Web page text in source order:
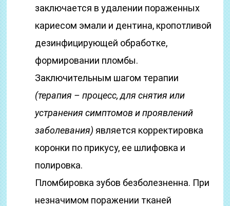
заключается в удалении пораженных
кариесом эмали и дентина, кропотливой
дезинфицирующей обработке,
формировании пломбы.
Заключительным шагом терапии
(терапия – процесс, для снятия или
устранения симптомов и проявлений
заболевания) является корректировка
коронки по прикусу, ее шлифовка и
полировка.
Пломбировка зубов безболезненна. При
незначимом поражении тканей